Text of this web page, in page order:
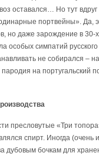
оставался… Но тут
портвейны». Да,
но даже зарождение в 30-
особых симпатий
не собирался –
на португальский
пресловутые «Три
спирт. Иногда (очень
дубовым бочкам для